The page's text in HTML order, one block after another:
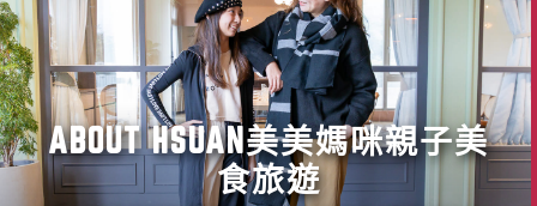
ABOUT HSUAN美美媽咪親子美
食旅遊